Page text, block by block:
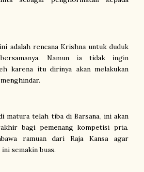
adalah rencana Krishna untuk duduk
Namun ia tidak ingin
karena itu dirinya akan melakukan
matura telah tiba di Barsana, ini akan
bagi pemenang kompetisi pria.
ramuan dari Raja Kansa agar
semakin buas.